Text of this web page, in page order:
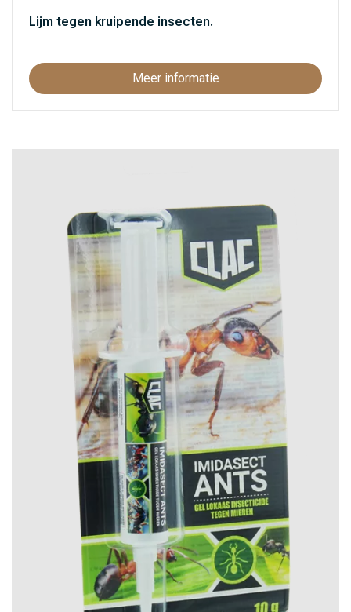
Lijm tegen kruipende insecten.
Meer informatie